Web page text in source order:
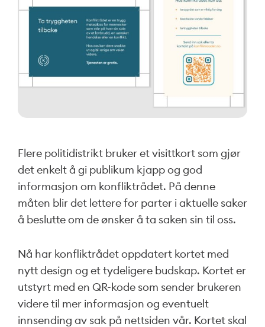
Flere politidistrikt bruker et visittkort som gjør
det enkelt å gi publikum kjapp og god
informasjon om konfliktrådet. På denne
måten blir det lettere for parter i aktuelle saker
å beslutte om de ønsker å ta saken sin til oss.
Nå har konfliktrådet oppdatert kortet med
nytt design og et tydeligere budskap. Kortet er
utstyrt med en QR-kode som sender brukeren
videre til mer informasjon og eventuelt
innsending av sak på nettsiden vår. Kortet skal